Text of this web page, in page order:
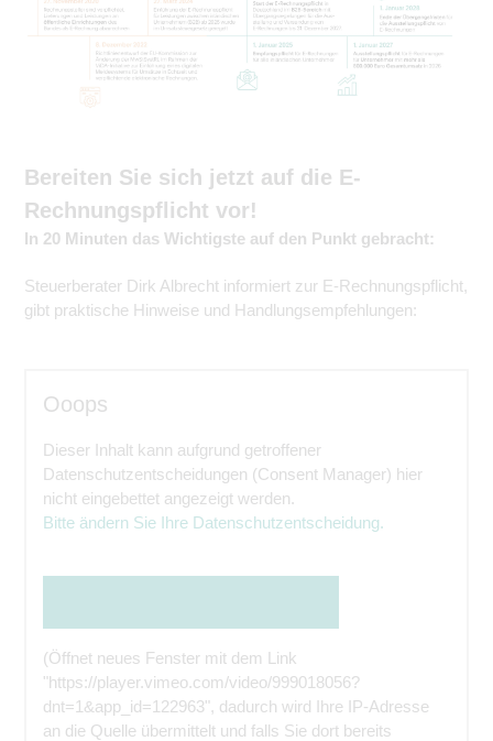
Bereiten Sie sich jetzt auf die E-
Rechnungspflicht vor!
In 20 Minuten das Wichtigste auf den Punkt gebracht:
Steuerberater Dirk Albrecht informiert zur E-Rechnungspflicht,
gibt praktische Hinweise und Handlungsempfehlungen:
Ooops
Dieser Inhalt kann aufgrund getroffener
Datenschutzentscheidungen (Consent Manager) hier
nicht eingebettet angezeigt werden.
Bitte ändern Sie Ihre Datenschutzentscheidung.
(Öffnet neues Fenster mit dem Link
"https://player.vimeo.com/video/999018056?
dnt=1&app_id=122963", dadurch wird Ihre IP-Adresse
an die Quelle übermittelt und falls Sie dort bereits